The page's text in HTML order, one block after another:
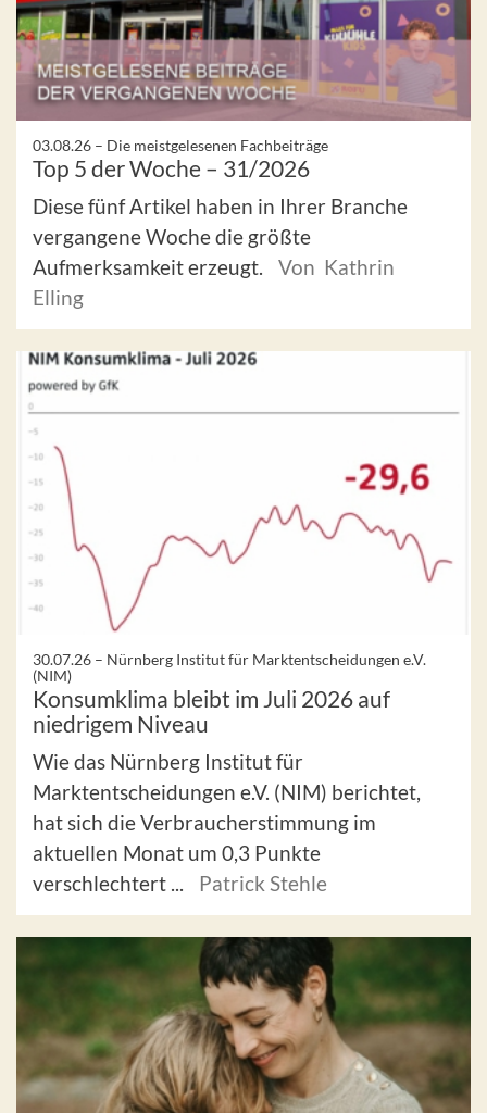
03.08.26 – Die meistgelesenen Fachbeiträge
Top 5 der Woche – 31/2026
Diese fünf Artikel haben in Ihrer Branche
vergangene Woche die größte
Aufmerksamkeit erzeugt.
Von Kathrin
Elling
30.07.26 – Nürnberg Institut für Marktentscheidungen e.V.
(NIM)
Konsumklima bleibt im Juli 2026 auf
niedrigem Niveau
Wie das Nürnberg Institut für
Marktentscheidungen e.V. (NIM) berichtet,
hat sich die Verbraucherstimmung im
aktuellen Monat um 0,3 Punkte
verschlechtert ...
Patrick Stehle